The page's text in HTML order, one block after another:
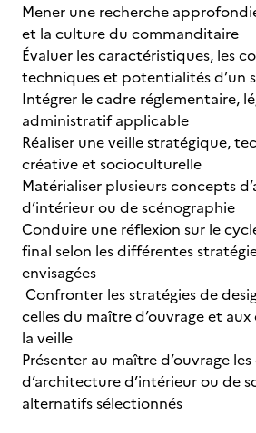
Mener une recherche
et la culture du commanditaire
Évaluer les caractéristiques, les
techniques et potentialités d’un
Intégrer le cadre réglementaire,
administratif applicable
Réaliser une veille stratégique,
créative et socioculturelle
Matérialiser plusieurs concepts
d’intérieur ou de scénographie
Conduire une réflexion sur le
final selon les différentes
envisagées
Confronter les stratégies de
celles du maître d’ouvrage et aux
la veille
Présenter au maître d’ouvrage
d’architecture d’intérieur ou de
alternatifs sélectionnés